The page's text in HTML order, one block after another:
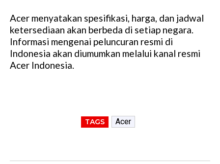
Acer menyatakan spesifikasi, harga, dan jadwal
ketersediaan akan berbeda di setiap negara.
Informasi mengenai peluncuran resmi di
Indonesia akan diumumkan melalui kanal resmi
Acer Indonesia.
TAGS Acer